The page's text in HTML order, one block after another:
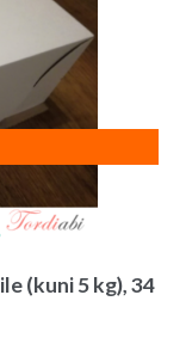
(kuni 5 kg), 34